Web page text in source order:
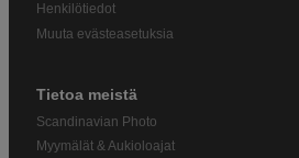
Henkilötiedot
Muuta evästeasetuksia
Tietoa meistä
Scandinavian Photo
Myymälät & Aukioloajat